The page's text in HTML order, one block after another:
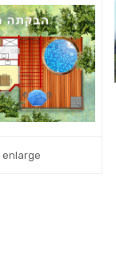
enlarge